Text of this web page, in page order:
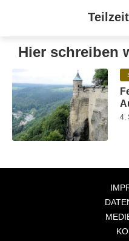
Hier schreiben
4.